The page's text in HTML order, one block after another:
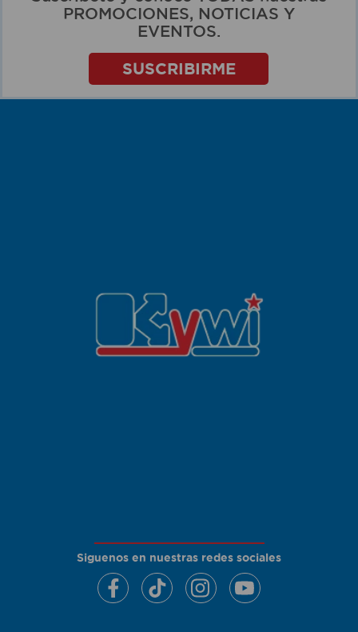
PROMOCIONES, NOTICIAS Y
EVENTOS.
SUSCRIBIRME
Siguenos en nuestras redes sociales